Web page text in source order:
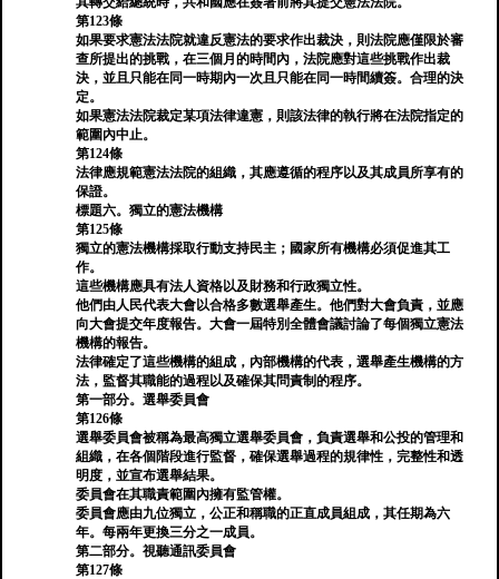
第123條
如果要求憲法法院就違反憲法的要求作出裁決，則法院應僅限於審
查所提出的挑戰，在三個月的時間內，法院應對這些挑戰作出裁
決，並且只能在同一時期內一次且只能在同一時間續簽。合理的決
定。
如果憲法法院裁定某項法律違憲，則該法律的執行將在法院指定的
範圍內中止。
第124條
法律應規範憲法法院的組織，其應遵循的程序以及其成員所享有的
保證。
標題六。獨立的憲法機構
第125條
獨立的憲法機構採取行動支持民主；國家所有機構必須促進其工
作。
這些機構應具有法人資格以及財務和行政獨立性。
他們由人民代表大會以合格多數選舉產生。他們對大會負責，並應
向大會提交年度報告。大會一屆特別全體會議討論了每個獨立憲法
機構的報告。
法律確定了這些機構的組成，內部機構的代表，選舉產生機構的方
法，監督其職能的過程以及確保其問責制的程序。
第一部分。選舉委員會
第126條
選舉委員會被稱為最高獨立選舉委員會，負責選舉和公投的管理和
組織，在各個階段進行監督，確保選舉過程的規律性，完整性和透
明度，並宣布選舉結果。
委員會在其職責範圍內擁有監管權。
委員會應由九位獨立，公正和稱職的正直成員組成，其任期為六
年。每兩年更換三分之一成員。
第二部分。視聽通訊委員會
第127條